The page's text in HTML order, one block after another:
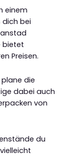
einem
dich bei
bietet
Preisen.
die
dabei auch
von
du